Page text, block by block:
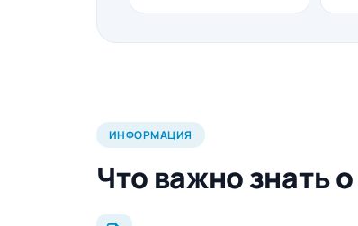
ИНФОРМАЦИЯ
Что важно знать